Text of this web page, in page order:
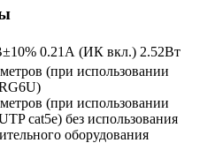
0.21А (ИК вкл.) 2.52Вт
(при использовании
(при использовании
cat5e) без использования
оборудования